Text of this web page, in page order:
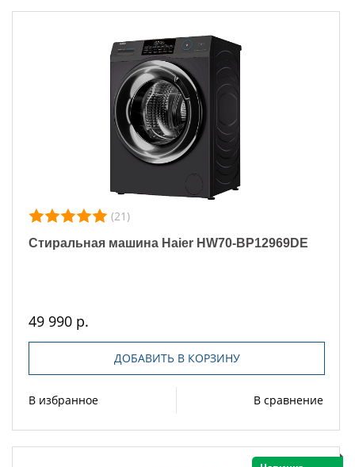
(21)
Стиральная машина Haier HW70-BP12969DE
49 990 р.
ДОБАВИТЬ В КОРЗИНУ
В избранное В сравнение